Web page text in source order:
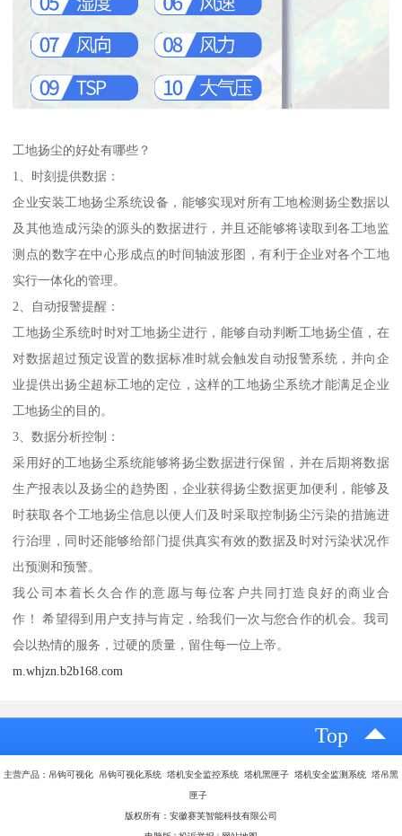
工地扬尘的好处有哪些？
1、时刻提供数据：
企业安装工地扬尘系统设备，能够实现对所有工地检测扬尘数据以
及其他造成污染的源头的数据进行，并且还能够将读取到各工地监
测点的数字在中心形成点的时间轴波形图，有利于企业对各个工地
实行一体化的管理。
2、自动报警提醒：
工地扬尘系统时时对工地扬尘进行，能够自动判断工地扬尘值，在
对数据超过预定设置的数据标准时就会触发自动报警系统，并向企
业提供出扬尘超标工地的定位，这样的工地扬尘系统才能满足企业
工地扬尘的目的。
3、数据分析控制：
采用好的工地扬尘系统能够将扬尘数据进行保留，并在后期将数据
生产报表以及扬尘的趋势图，企业获得扬尘数据更加便利，能够及
时获取各个工地扬尘信息以便人们及时采取控制扬尘污染的措施进
行治理，同时还能够给部门提供真实有效的数据及时对污染状况作
出预测和预警。
我公司本着长久合作的意愿与每位客户共同打造良好的商业合
作！ 希望得到用户支持与肯定，给我们一次与您合作的机会。我司
会以热情的服务，过硬的质量，留住每一位上帝。
m.whjzn.b2b168.com
Top
主营产品：吊钩可视化 吊钩可视化系统 塔机安全监控系统 塔机黑匣子 塔机安全监测系统 塔吊黑
匣子
版权所有：安徽赛芙智能科技有限公司